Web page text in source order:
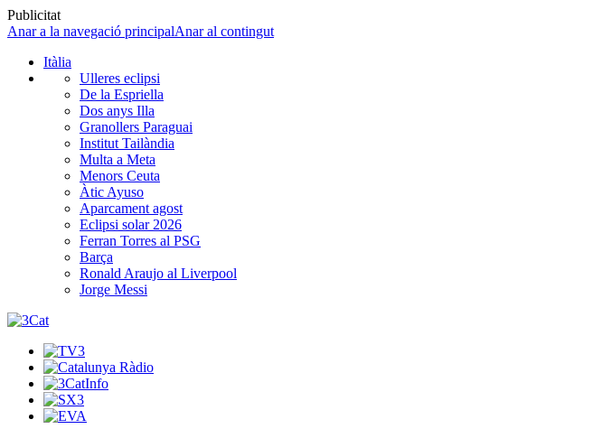
Publicitat
Anar a la navegació principalAnar al contingut
Itàlia
Ulleres eclipsi
De la Espriella
Dos anys Illa
Granollers Paraguai
Institut Tailàndia
Multa a Meta
Menors Ceuta
Àtic Ayuso
Aparcament agost
Eclipsi solar 2026
Ferran Torres al PSG
Barça
Ronald Araujo al Liverpool
Jorge Messi